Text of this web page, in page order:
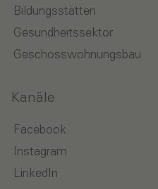
Bildungsstätten
Gesundheitssektor
Geschosswohnungsbau
Kanäle
Facebook
Instagram
LinkedIn